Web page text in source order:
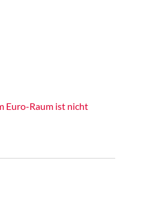
Euro-Raum ist nicht